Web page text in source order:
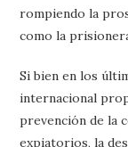
rompiendo la
como la
Si bien en los
internacional
prevención de la
expiatorios, la